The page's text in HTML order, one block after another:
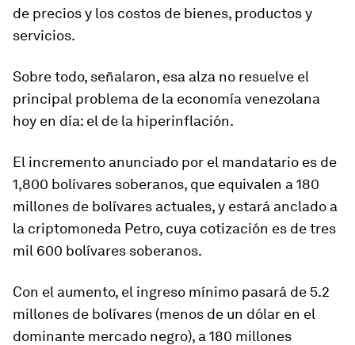
de precios y los costos de bienes, productos y
servicios.
Sobre todo, señalaron, esa alza no resuelve el
principal problema de la economía venezolana
hoy en día: el de la hiperinflación.
El incremento anunciado por el mandatario es de
1,800 bolívares soberanos, que equivalen a 180
millones de bolívares actuales, y estará anclado a
la criptomoneda Petro, cuya cotización es de tres
mil 600 bolívares soberanos.
Con el aumento, el ingreso mínimo pasará de 5.2
millones de bolívares (menos de un dólar en el
dominante mercado negro), a 180 millones